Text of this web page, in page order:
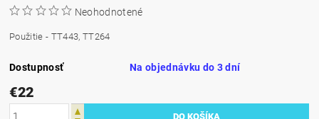
Neohodnotené
Použitie - TT443, TT264
Dostupnosť Na objednávku do 3 dní
€22